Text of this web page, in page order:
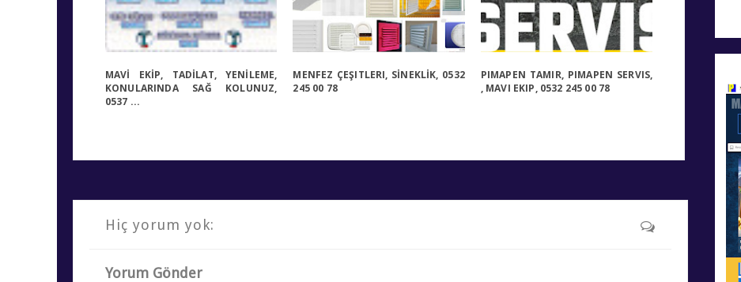
MAVİ EKİP, TADİLAT, YENİLEME,
KONULARINDA SAĞ KOLUNUZ,
0537 ...
MENFEZ ÇEŞITLERI, SİNEKLİK, 0532
245 00 78
PIMAPEN TAMIR, PIMAPEN SERVIS,
, MAVI EKIP, 0532 245 00 78
Hiç yorum yok:
Yorum Gönder